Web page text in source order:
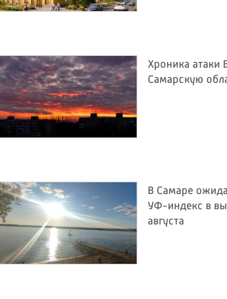
Хроника атаки
Самарскую
В Самаре
УФ-индекс в
августа